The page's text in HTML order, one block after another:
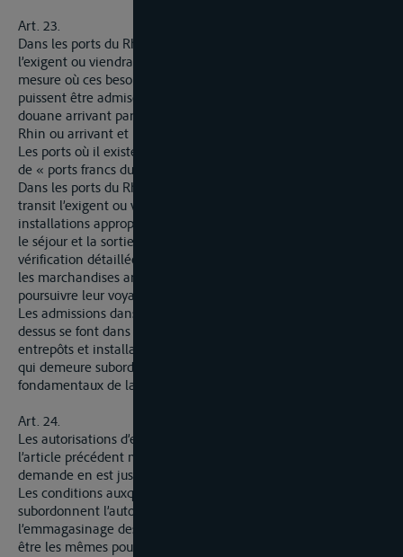
Art. 23.
Dans les ports du Rhin où les besoins normaux du trafic
l’exigent ou viendraient à l’exiger, il doit exister, dans la
mesure où ces besoins le requièrent des entrepôts publics où
puissent être admises les marchandises sous régime de
douane arrivant par la voie du Rhin ou partant par la voie du
Rhin ou arrivant et partant par la voie du Rhin.
Les ports où il existe des entrepôts sont désignés sous le nom
de « ports francs du Rhin ».
Dans les ports du Rhin où les besoins normaux du trafic de
transit l’exigent ou viendraient à l’exiger, il doit exister des
installations appropriées dont le régime permette l’admission,
le séjour et la sortie des marchandises sans déclaration ou
vérification détaillées. Sont admises dans lesdites installations
les marchandises arrivés par la voie du Rhin et destinées à
poursuivre leur voyage sur cette voie sous régime de douane.
Les admissions dans les entrepôts et installations visés ci-
dessus se font dans l’ordre des demandes. Le régime de ces
entrepôts et installations est réglé par la législation nationale
qui demeure subordonnée sur ce point aux principes
fondamentaux de la présente Convention.
Art. 24.
Les autorisations d’entrepôts privés dans les ports visés à
l’article précédent ne peuvent pas être refusées lorsque la
demande en est justifiée par les besoins de commerce.
Les conditions auxquelles les lois des Etats riverains
subordonnent l’autorisation d’établir des entrepôts privés et
l’emmagasinage des marchandises dans ces entrepôts doivent
être les mêmes pour les ressortissants de tous les pays.